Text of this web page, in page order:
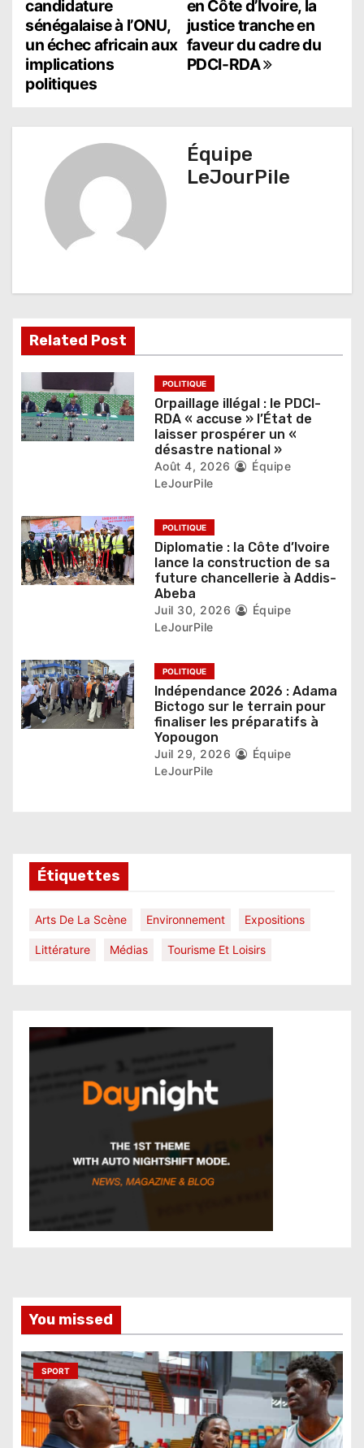
a
v
i
d
e
l
’
a
i
c
l
en Côte d’Ivoire, la
justice tranche en
faveur du cadre du
PDCI-RDA
candidature
sénégalaise à l’ONU,
un échec africain aux
implications
politiques
Équipe
LeJourPile
Related Post
POLITIQUE
Orpaillage illégal : le PDCI-
RDA « accuse » l’État de
laisser prospérer un «
désastre national »
Août 4, 2026
Équipe
LeJourPile
POLITIQUE
Diplomatie : la Côte d’Ivoire
lance la construction de sa
future chancellerie à Addis-
Abeba
Juil 30, 2026
Équipe
LeJourPile
POLITIQUE
Indépendance 2026 : Adama
Bictogo sur le terrain pour
finaliser les préparatifs à
Yopougon
Juil 29, 2026
Équipe
LeJourPile
Étiquettes
Arts De La Scène Environnement Expositions
Littérature Médias Tourisme Et Loisirs
You missed
SPORT